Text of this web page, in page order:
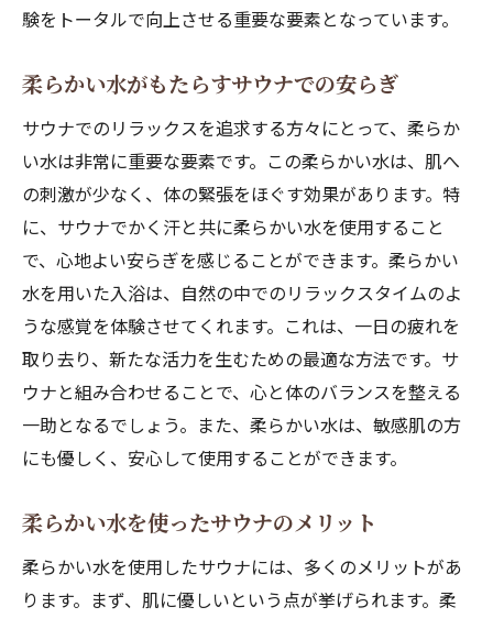
験をトータルで向上させる重要な要素となっています。
柔らかい水がもたらすサウナでの安らぎ
サウナでのリラックスを追求する方々にとって、柔らか
い水は非常に重要な要素です。この柔らかい水は、肌へ
の刺激が少なく、体の緊張をほぐす効果があります。特
に、サウナでかく汗と共に柔らかい水を使用すること
で、心地よい安らぎを感じることができます。柔らかい
水を用いた入浴は、自然の中でのリラックスタイムのよ
うな感覚を体験させてくれます。これは、一日の疲れを
取り去り、新たな活力を生むための最適な方法です。サ
ウナと組み合わせることで、心と体のバランスを整える
一助となるでしょう。また、柔らかい水は、敏感肌の方
にも優しく、安心して使用することができます。
柔らかい水を使ったサウナのメリット
柔らかい水を使用したサウナには、多くのメリットがあ
ります。まず、肌に優しいという点が挙げられます。柔